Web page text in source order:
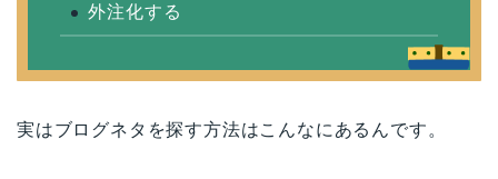
外注化する
実はブログネタを探す方法はこんなにあるんです。